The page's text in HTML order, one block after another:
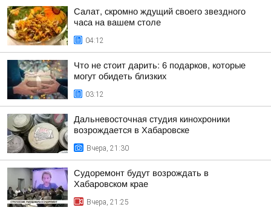
Салат, скромно ждущий своего звездного
часа на вашем столе
04:12
Что не стоит дарить: 6 подарков, которые
могут обидеть близких
03:12
Дальневосточная студия кинохроники
возрождается в Хабаровске
Вчера, 21:30
Судоремонт будут возрождать в
Хабаровском крае
Вчера, 21:25